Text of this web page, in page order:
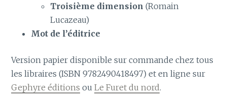
Troisième dimension(Romain
Lucazeau)
Mot de l’éditrice
Version papier disponible sur commande chez tous
les libraires (ISBN 9782490418497) et en ligne sur
Gephyre éditions ouLe Furet du nord.